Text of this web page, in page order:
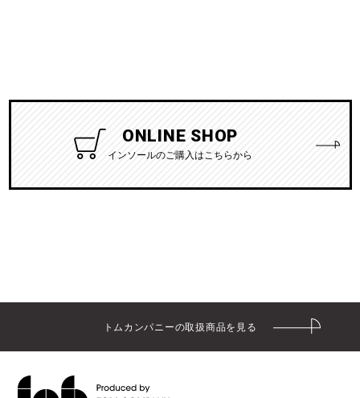
ONLINE SHOP
インソールのご購入はこちらから
トムカンパニーの取扱商品を見る